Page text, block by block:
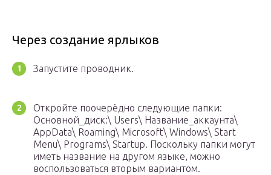
Через создание ярлыков
Запустите проводник.
Откройте поочерёдно следующие папки:
Основной_диск:\ Users\ Название_аккаунта\
AppData\ Roaming\ Microsoft\ Windows\ Start
Menu\ Programs\ Startup. Поскольку папки могут
иметь название на другом языке, можно
воспользоваться вторым вариантом.